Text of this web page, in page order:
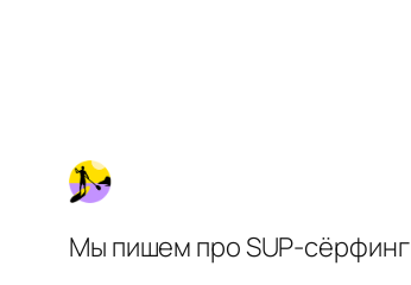
Мы пишем про SUP-сёрфинг